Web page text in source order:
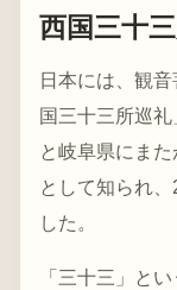
西国三十
日本には、観
国三十三所巡
と岐阜県にま
として知られ
した。
「三十三」と